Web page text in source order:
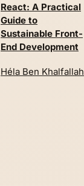
React: A Practical
Guide to
Sustainable Front-
End Development
Héla Ben Khalfallah